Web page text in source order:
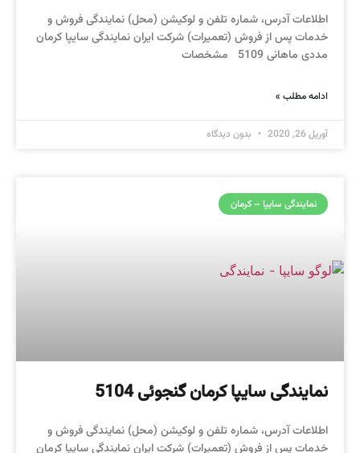
اطلاعات آدرس، شماره تلفن و لوکیشن (محل) نمایندگی فروش و
خدمات پس از فروش (تعمیرات) شرکت ایران نمایندگی سایپا کرمان
مددی ماهانی 5109 مشخصات
ادامه مطلب »
آوریل 26, 2020 بدون دیدگاه
نمایندگی سایپا – کرمان
نمایندگی سایپا کرمان گنجوئی 5104
اطلاعات آدرس، شماره تلفن و لوکیشن (محل) نمایندگی فروش و
خدمات پس از فروش (تعمیرات) شرکت ایران نمایندگی سایپا کرمان